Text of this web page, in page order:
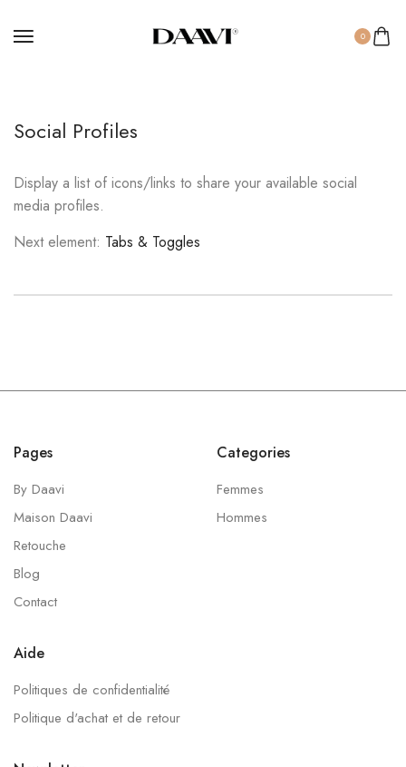
0
Social Profiles
Display a list of icons/links to share your available social
media profiles.
Next element: Tabs & Toggles
Pages
By Daavi
Maison Daavi
Retouche
Blog
Contact
Categories
Femmes
Hommes
Aide
Politiques de confidentialité
Politique d'achat et de retour